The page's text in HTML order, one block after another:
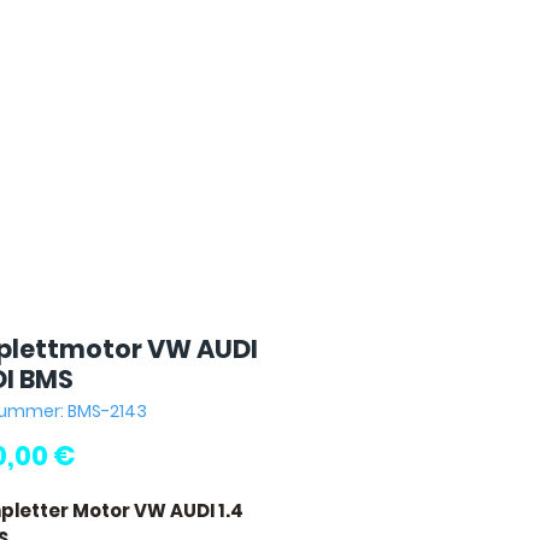
VW AUDI
BMS
BMS-2143
€
Motor VW AUDI 1.4